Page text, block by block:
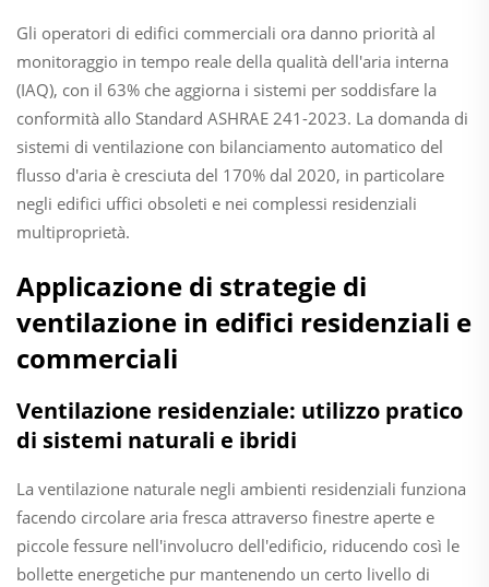
Gli operatori di edifici commerciali ora danno priorità al
monitoraggio in tempo reale della qualità dell'aria interna
(IAQ), con il 63% che aggiorna i sistemi per soddisfare la
conformità allo Standard ASHRAE 241-2023. La domanda di
sistemi di ventilazione con bilanciamento automatico del
flusso d'aria è cresciuta del 170% dal 2020, in particolare
negli edifici uffici obsoleti e nei complessi residenziali
multiproprietà.
Applicazione di strategie di
ventilazione in edifici residenziali e
commerciali
Ventilazione residenziale: utilizzo pratico
di sistemi naturali e ibridi
La ventilazione naturale negli ambienti residenziali funziona
facendo circolare aria fresca attraverso finestre aperte e
piccole fessure nell'involucro dell'edificio, riducendo così le
bollette energetiche pur mantenendo un certo livello di